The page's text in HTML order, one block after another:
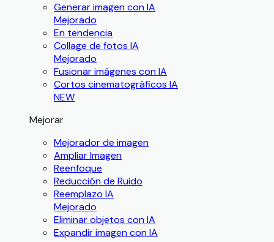
Generar imagen con IA
Mejorado
En tendencia
Collage de fotos IA
Mejorado
Fusionar imágenes con IA
Cortos cinematográficos IA
NEW
Mejorar
Mejorador de imagen
Ampliar Imagen
Reenfoque
Reducción de Ruido
Reemplazo IA
Mejorado
Eliminar objetos con IA
Expandir imagen con IA